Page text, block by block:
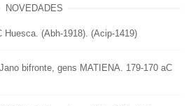
NOVEDADES
(Abh-1918). (Acip-1419)
bifronte, gens MATIENA. 179-170 aC